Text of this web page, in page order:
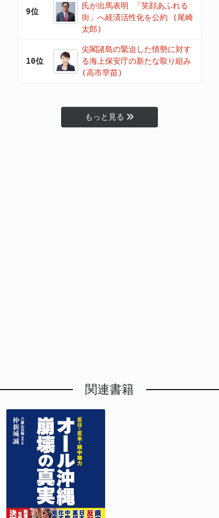
9位
氏が出馬表明 「笑顔あふれる
街」へ経済活性化を公約 (尾崎
太郎)
10位
尖閣諸島の緊迫した情勢に対す
る海上保安庁の新たな取り組み
(高市早苗)
もっと見る
関連書籍